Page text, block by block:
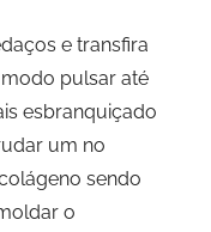
e transfira
pulsar até
esbranquiçado
um no
sendo
o